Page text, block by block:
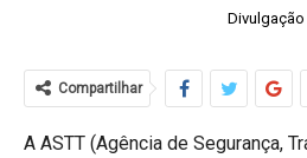
Divulgação
Compartilhar
A ASTT (Agência de Segurança,